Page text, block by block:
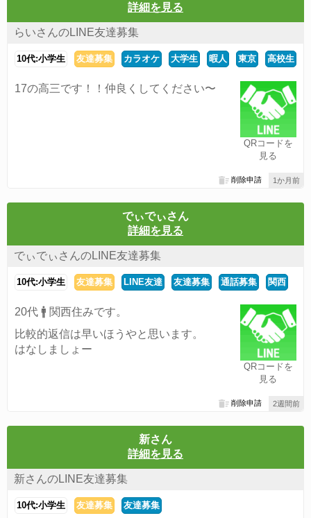
詳細を見る
らいさんのLINE友達募集
10代:小学生 友達募集 カラオケ 大学生 暇人 東京 高校生
QRコードを
見る
17の高三です！！仲良くしてください〜
1か月前
削除申請
でぃでぃさん
詳細を見る
でぃでぃさんのLINE友達募集
10代:小学生 友達募集 LINE友達 友達募集 通話募集 関西
QRコードを
見る
20代 🚹 関西住みです。
比較的返信は早いほうやと思います。
はなしましょー
2週間前
削除申請
新さん
詳細を見る
新さんのLINE友達募集
10代:小学生 友達募集 友達募集